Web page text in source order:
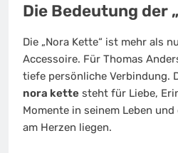
Die Bedeutung der
Die „Nora Kette“ ist mehr als
Accessoire. Für Thomas
tiefe persönliche Verbindung.
nora kette steht für Liebe,
Momente in seinem Leben
am Herzen liegen.